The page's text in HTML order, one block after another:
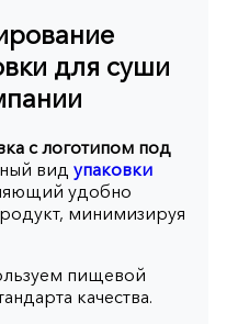
для суши
с логотипом под
вид упаковки
удобно
минимизируя
пищевой
качества.